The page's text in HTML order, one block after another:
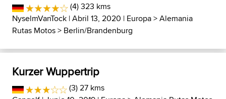
(4) 323 kms
NyselmVanTock | Abril 13, 2020 | Europa>Alemania
Rutas Motos> Berlin/Brandenburg
Kurzer Wuppertrip
(3) 27 kms